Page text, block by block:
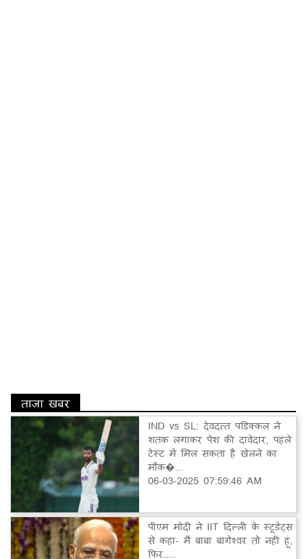
ताज़ा खबर
IND vs SL: देवदत्त पडिक्कल ने
शतक लगाकर पेश की दावेदार, पहले
टेस्ट में मिल सकता है खेलने का
मौक�...
06-03-2025 07:59:46 AM
पीएम मोदी ने IIT दिल्ली के स्टूडेंट्स
से कहा- मैं बाबा बागेश्वर तो नहीं हूं,
फिर…...